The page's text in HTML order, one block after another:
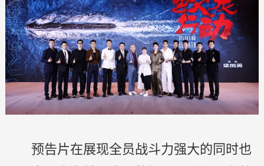
预告片在展现全员战斗力强大的同时也